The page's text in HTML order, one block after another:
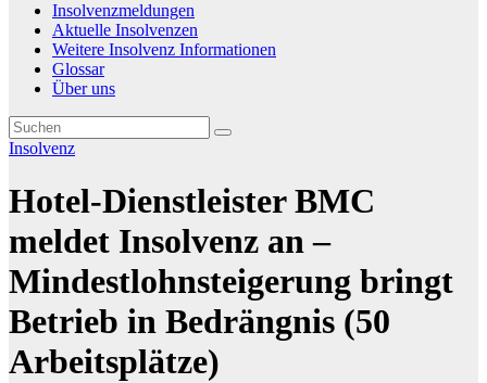
Insolvenzmeldungen
Aktuelle Insolvenzen
Weitere Insolvenz Informationen
Glossar
Über uns
Insolvenz
Hotel-Dienstleister BMC
meldet Insolvenz an –
Mindestlohnsteigerung bringt
Betrieb in Bedrängnis (50
Arbeitsplätze)